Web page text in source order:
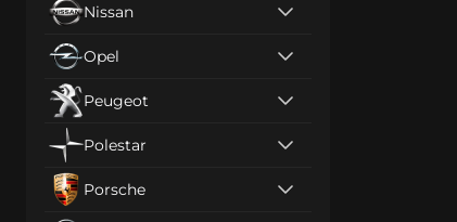
Nissan
Opel
Peugeot
Polestar
Porsche